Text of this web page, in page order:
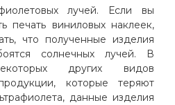
лучей. Если вы
печать виниловых наклеек,
что полученные изделия
солнечных лучей. В
других видов
которые теряют
данные изделия